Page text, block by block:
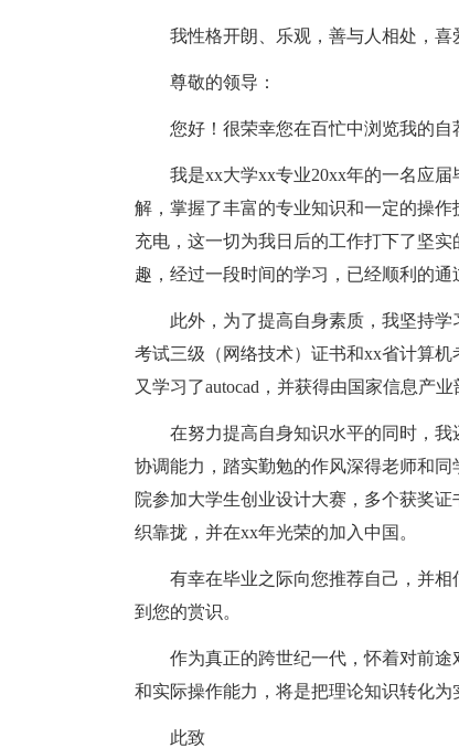
我性格开朗、乐观，善与人相处，喜
尊敬的领导：
您好！很荣幸您在百忙中浏览我的自
我是xx大学xx专业20xx年的一名应
解，掌握了丰富的专业知识和一定的操
充电，这一切为我日后的工作打下了坚
趣，经过一段时间的学习，已经顺利的通
此外，为了提高自身素质，我坚持
考试三级（网络技术）证书和xx省计算
又学习了autocad，并获得由国家信息产业
在努力提高自身知识水平的同时，
协调能力，踏实勤勉的作风深得老师和
院参加大学生创业设计大赛，多个获奖
织靠拢，并在xx年光荣的加入中国。
有幸在毕业之际向您推荐自己，并
到您的赏识。
作为真正的跨世纪一代，怀着对前
和实际操作能力，将是把理论知识转化为
此致